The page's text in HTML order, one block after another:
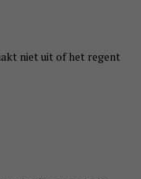
niet uit of het regent